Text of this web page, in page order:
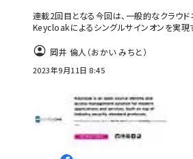
連載2回目となる今回は、一般的なクラウド
Keycloakによるシングルサインオンを実現
岡井 倫人（おかい みちと）
2023年9月11日 8:45